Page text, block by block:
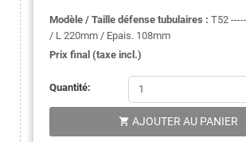
Modèle / Taille défense tubulaires : T52
/ L 220mm / Epais. 108mm
Prix final (taxe incl.)
Quantité:
 AJOUTER AU PANIER